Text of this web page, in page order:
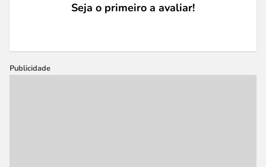
Seja o primeiro a avaliar!
Publicidade